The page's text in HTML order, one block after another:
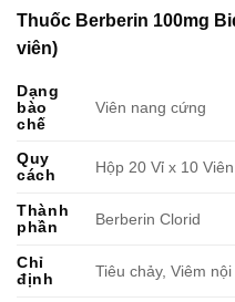
Thuốc Berberin 100mg
viên)
Dạng
bào
chế
Viên nang cứng
Quy
cách
Hộp 20 Vỉ x 10 Viên
Thành
phần
Berberin Clorid
Chỉ
định
Tiêu chảy, Viêm